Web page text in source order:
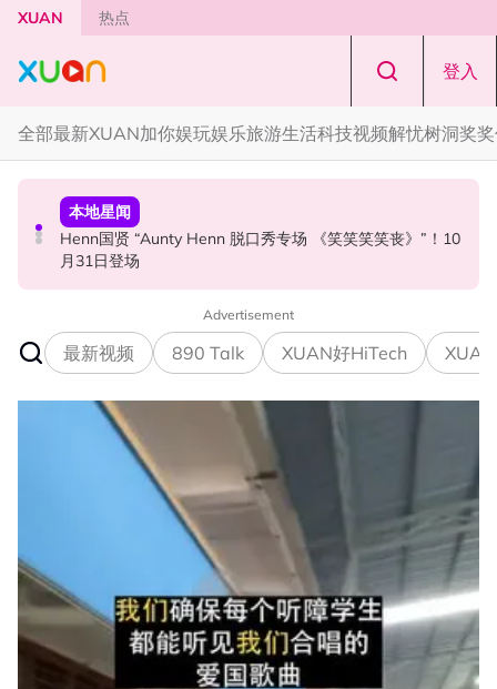
Skip to main content
XUAN 热点
登入
全部最新XUAN加你娱玩娱乐旅游生活科技视频解忧树洞奖
活动
Cadbury Dairy Milk x Lotus Biscoff 登陆大马！
本地星闻
Henn国贤 “Aunty Henn 脱口秀专场 《笑笑笑笑丧》”！10
月31日登场
国际星闻
Tom Holland “Spiderman” 替身曝光！“替完蜘蛛人，马上
又去演忍者”
Advertisement
最新视频 890 Talk XUAN好HiTech